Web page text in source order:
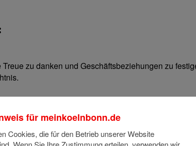
zu danken und Geschäftsbeziehungen zu
für meinkoelnbonn.de
Cookies, die für den Betrieb unserer Website